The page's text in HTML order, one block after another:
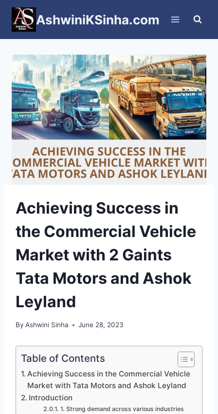
Skip
content
AshwiniKSinha.com
Achieving Success in
the Commercial Vehicle
Market with 2 Gaints
Tata Motors and Ashok
Leyland
By Ashwini Sinha June 28, 2023
Table of Contents
Achieving Success in the Commercial Vehicle
Market with Tata Motors and Ashok Leyland
Introduction
1. Strong demand across various industries